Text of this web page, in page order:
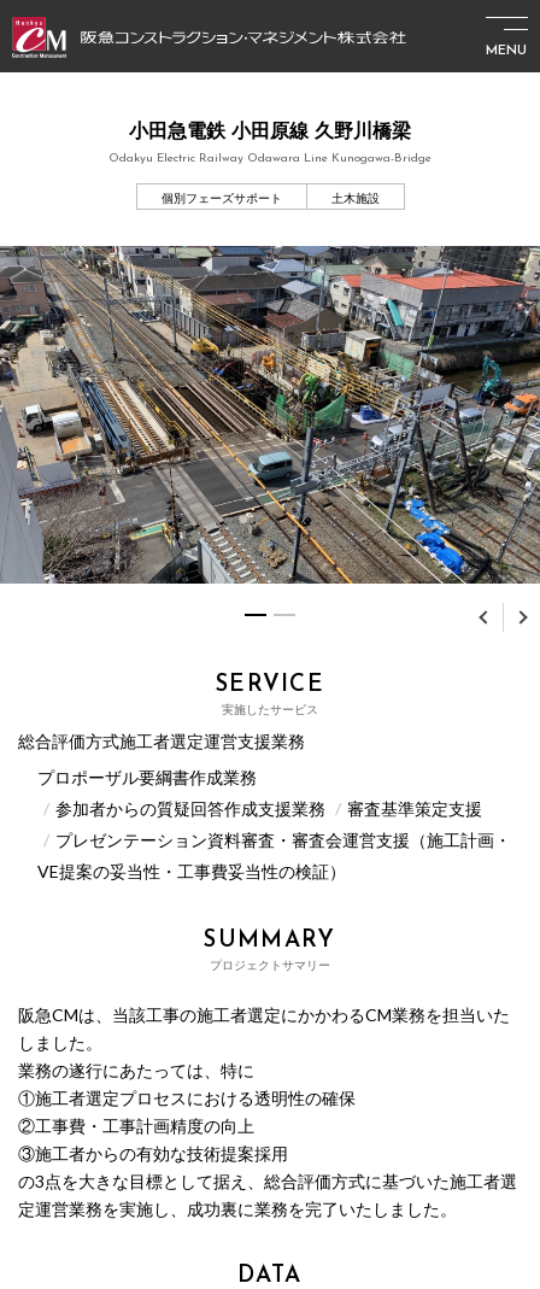
MENU
小田急電鉄 小田原線 久野川橋梁
Odakyu Electric Railway Odawara Line Kunogawa-Bridge
個別フェーズサポート 土木施設
SERVICE
実施したサービス
総合評価方式施工者選定運営支援業務
プロポーザル要綱書作成業務
参加者からの質疑回答作成支援業務
審査基準策定支援
プレゼンテーション資料審査・審査会運営支援（施工計画・
VE提案の妥当性・工事費妥当性の検証）
SUMMARY
プロジェクトサマリー
阪急CMは、当該工事の施工者選定にかかわるCM業務を担当いた
しました。
業務の遂行にあたっては、特に
①施工者選定プロセスにおける透明性の確保
②工事費・工事計画精度の向上
③施工者からの有効な技術提案採用
の3点を大きな目標として据え、総合評価方式に基づいた施工者選
定運営業務を実施し、成功裏に業務を完了いたしました。
DATA